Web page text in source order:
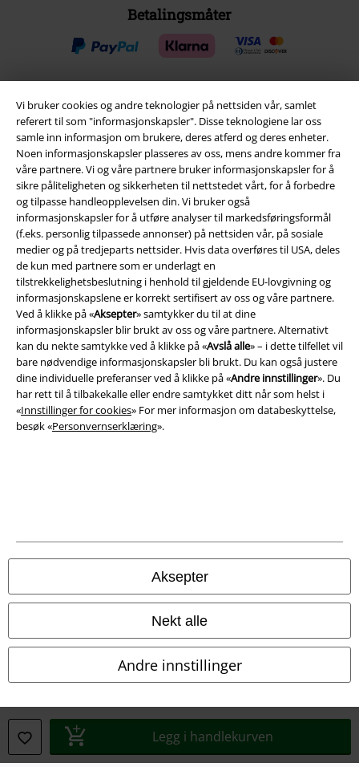
Vi bruker cookies og andre teknologier på nettsiden vår, samlet
referert til som "informasjonskapsler". Disse teknologiene lar oss
samle inn informasjon om brukere, deres atferd og deres enheter.
Noen informasjonskapsler plasseres av oss, mens andre kommer fra
våre partnere. Vi og våre partnere bruker informasjonskapsler for å
sikre påliteligheten og sikkerheten til nettstedet vårt, for å forbedre
og tilpasse handleopplevelsen din. Vi bruker også
informasjonskapsler for å utføre analyser til markedsføringsformål
(f.eks. personlig tilpassede annonser) på nettsiden vår, på sosiale
medier og på tredjeparts nettsider. Hvis data overføres til USA, deles
de kun med partnere som er underlagt en
tilstrekkelighetsbeslutning i henhold til gjeldende EU-lovgivning og
informasjonskapslene er korrekt sertifisert av oss og våre partnere.
Ved å klikke på «Aksepter» samtykker du til at dine
informasjonskapsler blir brukt av oss og våre partnere. Alternativt
kan du nekte samtykke ved å klikke på «Avslå alle» – i dette tilfellet vil
bare nødvendige informasjonskapsler bli brukt. Du kan også justere
dine individuelle preferanser ved å klikke på «Andre innstillinger». Du
har rett til å tilbakekalle eller endre samtykket ditt når som helst i
«Innstillinger for cookies» For mer informasjon om databeskyttelse,
besøk «Personvernserklæring».
Aksepter
Nekt alle
Andre innstillinger
Legg i handlekurven
Betalingsmåter
Frakt
EMP App
Her kan du laste ned EMPs nye app helt gratis og ta del i alle de nye
funksjonene og fordelene!
A Warner Music Group Company
Juridisk informasjon/Vilkår
Impressum
Avfallshåndtering og miljøbeskyttelse
Samsvarserklæring